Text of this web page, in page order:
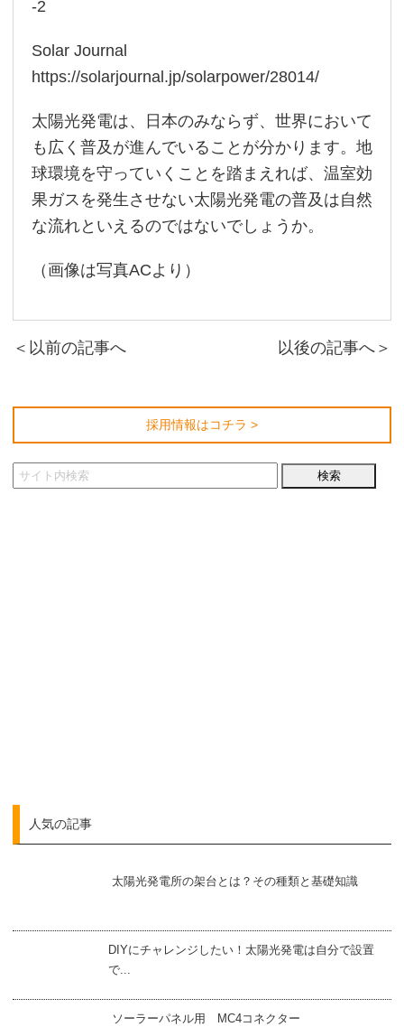
-2
Solar Journal
https://solarjournal.jp/solarpower/28014/
太陽光発電は、日本のみならず、世界において
も広く普及が進んでいることが分かります。地
球環境を守っていくことを踏まえれば、温室効
果ガスを発生させない太陽光発電の普及は自然
な流れといえるのではないでしょうか。
（画像は写真ACより）
＜以前の記事へ 以後の記事へ＞
採用情報はコチラ >
人気の記事
太陽光発電所の架台とは？その種類と基礎知識
DIYにチャレンジしたい！太陽光発電は自分で設置
で...
ソーラーパネル用 MC4コネクター